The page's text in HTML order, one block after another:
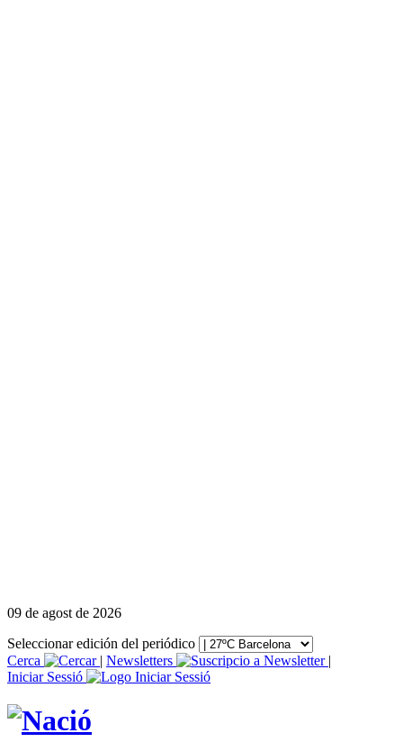
09 de agost de 2026
Seleccionar edición del periódico
Cerca
| Newsletters
|
Iniciar Sessió